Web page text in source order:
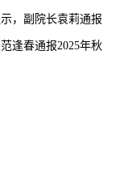
，副院长袁莉通报
逢春通报2025年秋